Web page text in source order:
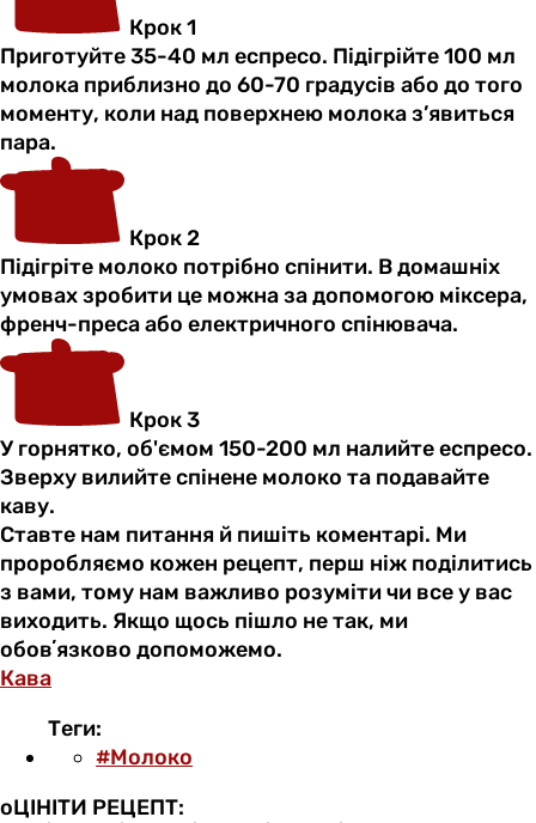
Крок 1
Приготуйте 35-40 мл еспресо. Підігрійте 100 мл
молока приблизно до 60-70 градусів або до того
моменту, коли над поверхнею молока з’явиться
пара.
Крок 2
Підігріте молоко потрібно спінити. В домашніх
умовах зробити це можна за допомогою міксера,
френч-преса або електричного спінювача.
Крок 3
У горнятко, об'ємом 150-200 мл налийте еспресо.
Зверху вилийте спінене молоко та подавайте
каву.
Ставте нам питання й пишіть коментарі. Ми
проробляємо кожен рецепт, перш ніж поділитись
з вами, тому нам важливо розуміти чи все у вас
виходить. Якщо щось пішло не так, ми
обовʼязково допоможемо.
Кава
Теги:
#Молоко
оЦІНІТИ РЕЦЕПТ: